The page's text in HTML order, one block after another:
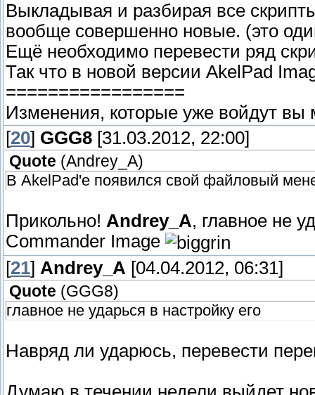
Выкладывая и разбирая все
вообще совершенно новые. (это
Ещё необходимо перевести ряд
Так что в новой версии AkelPad
=================
Изменения, которые уже войдут
[20] GGG8 [31.03.2012, 22:00]
Quote (Andrey_A)
В AkelPad'e появился свой файловый
Прикольно! Andrey_A, главное не
Commander Image
[21] Andrey_A [04.04.2012, 06:31]
Quote (GGG8)
главное не ударься в настройку его
Навряд ли ударюсь, перевести